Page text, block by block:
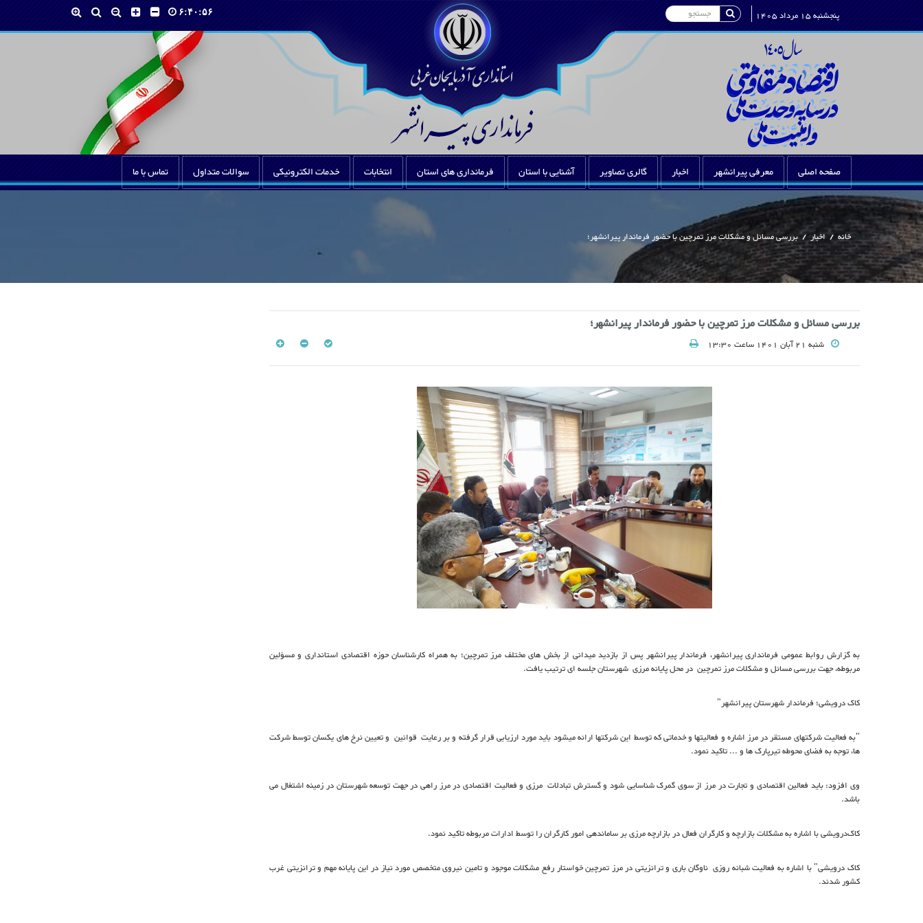
۶:۴۰:۵۶ Search پنجشنبه 15 مرداد 1405
صفحه اصلی معرفی پیرانشهر اخبار گالری تصاویر آشنایی با استان فرمانداری های استان انتخابات خدمات الکترونیکی سوالات متداول تماس با ما
خانه / اخبار / بررسی مسائل و مشکلات مرز تمرچین با حضور فرماندار پیرانشهر؛
بررسی مسائل و مشکلات مرز تمرچین با حضور فرماندار پیرانشهر؛
شنبه 21 آبان 1401 ساعت 13:30
به گزارش روابط عمومی فرمانداری پیرانشهر، فرماندار پیرانشهر پس از بازدید میدانی از بخش های مختلف مرز تمرچین؛ به همراه کارشناسان حوزه اقتصادی استانداری و مسؤلین
مربوطه، جهت بررسی مسائل و مشکلات مرز تمرچین در محل پایانه مرزی شهرستان جلسه ای ترتیب یافت.
کاک درویشی؛ فرماندار شهرستان پیرانشهر"
"به فعالیت شرکتهای مستقر در مرز اشاره و فعالیتها و خدماتی که توسط این شرکتها ارائه میشود باید مورد ارزیابی قرار گرفته و بر رعایت قوانین و تعیین نرخ های یکسان توسط شرکت
ها، توجه به فضای محوطه تیرپارک ها و ... تاکید نمود.
وی افزود: باید فعالین اقتصادی و تجارت در مرز از سوی گمرک شناسایی شود و گسترش تبادلات مرزی و فعالیت اقتصادی در مرز راهی در جهت توسعه شهرستان در زمینه اشتغال می
باشد.
کاک‌درویشی با اشاره به مشکلات بازارچه و کارگران فعال در بازارچه مرزی بر ساماندهی امور کارگران را توسط ادارات مربوطه تاکید نمود.
کاک درویشی" با اشاره به فعالیت شبانه روزی ناوگان باری و ترانزیتی در مرز تمرچین خواستار رفع مشکلات موجود و تامین نیروی متخصص مورد نیاز در این پایانه مهم و ترانزیتی غرب
کشور شدند.